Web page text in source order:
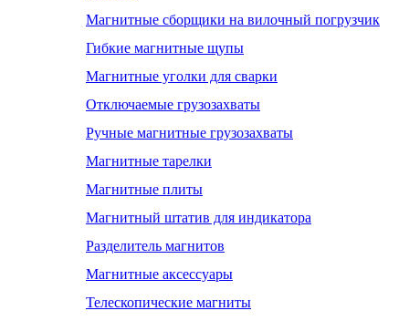
Магнитные сборщики на вилочный погрузчик
Гибкие магнитные щупы
Магнитные уголки для сварки
Отключаемые грузозахваты
Ручные магнитные грузозахваты
Магнитные тарелки
Магнитные плиты
Магнитный штатив для индикатора
Разделитель магнитов
Магнитные аксессуары
Телескопические магниты